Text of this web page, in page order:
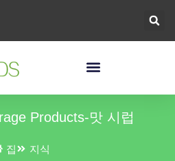
Products-맛 시럽
집 지식